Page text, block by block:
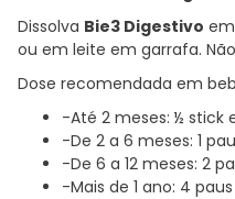
Dissolva Bie3 Digestivo
ou em leite em garrafa.
Dose recomendada em
-Até 2 meses: ½ stick
-De 2 a 6 meses: 1
-De 6 a 12 meses: 2
-Mais de 1 ano: 4